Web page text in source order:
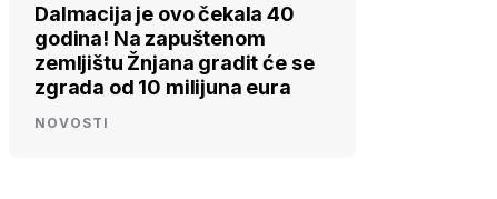
Dalmacija je ovo čekala 40
godina! Na zapuštenom
zemljištu Žnjana gradit će se
zgrada od 10 milijuna eura
NOVOSTI